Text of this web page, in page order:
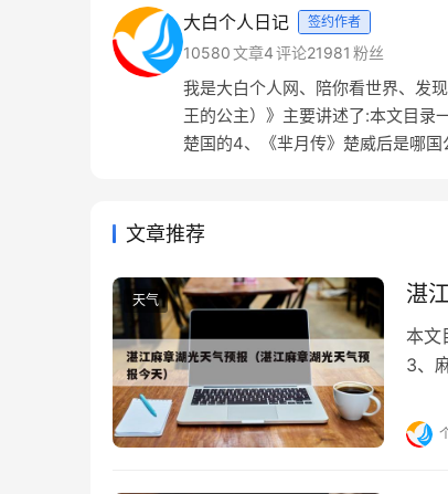
大白个人日记 签约作者
10580文章4评论21981 粉丝
我是大白个人网、陪你看世界、发
王的公主）》主要讲述了:本文目录
楚国的4、《芈月传》楚威后是哪国
文章推荐
天气 湛
本文
3、